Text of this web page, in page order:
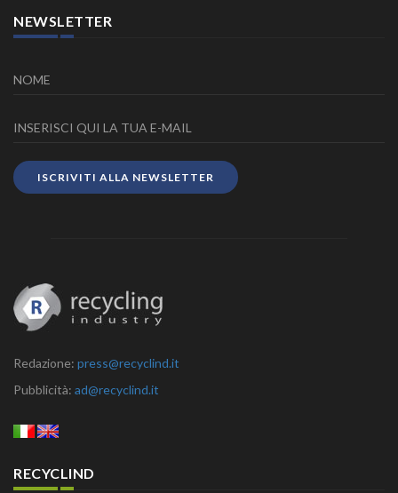
NEWSLETTER
ISCRIVITI ALLA NEWSLETTER
Redazione: press@recyclind.it
Pubblicità: ad@recyclind.it
RECYCLIND